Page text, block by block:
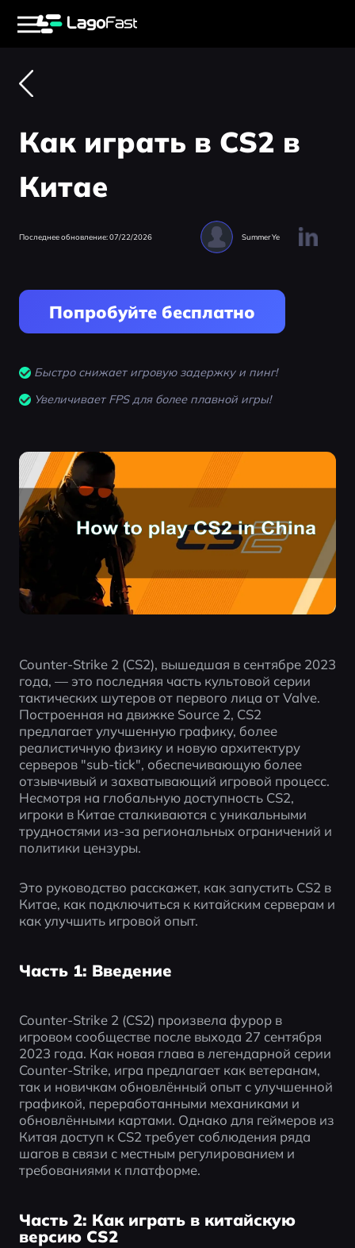
Как играть в CS2 в
Китае
Последнее обновление: 07/22/2026 Summer Ye
Попробуйте бесплатно
Быстро снижает игровую задержку и пинг!
Увеличивает FPS для более плавной игры!
Counter-Strike 2 (CS2), вышедшая в сентябре 2023
года, — это последняя часть культовой серии
тактических шутеров от первого лица от Valve.
Построенная на движке Source 2, CS2
предлагает улучшенную графику, более
реалистичную физику и новую архитектуру
серверов "sub-tick", обеспечивающую более
отзывчивый и захватывающий игровой процесс.
Несмотря на глобальную доступность CS2,
игроки в Китае сталкиваются с уникальными
трудностями из-за региональных ограничений и
политики цензуры.
Это руководство расскажет, как запустить CS2 в
Китае, как подключиться к китайским серверам и
как улучшить игровой опыт.
Часть 1: Введение
Counter-Strike 2 (CS2) произвела фурор в
игровом сообществе после выхода 27 сентября
2023 года. Как новая глава в легендарной серии
Counter-Strike, игра предлагает как ветеранам,
так и новичкам обновлённый опыт с улучшенной
графикой, переработанными механиками и
обновлёнными картами. Однако для геймеров из
Китая доступ к CS2 требует соблюдения ряда
шагов в связи с местным регулированием и
требованиями к платформе.
Часть 2: Как играть в китайскую
версию CS2